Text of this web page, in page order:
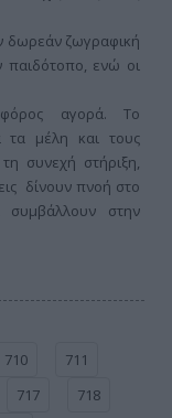
δωρεάν ζωγραφική
παιδότοπο, ενώ οι
αγορά. Το
τα μέλη και τους
συνεχή στήριξη,
δίνουν πνοή στο
συμβάλλουν στην
710
711
717
718